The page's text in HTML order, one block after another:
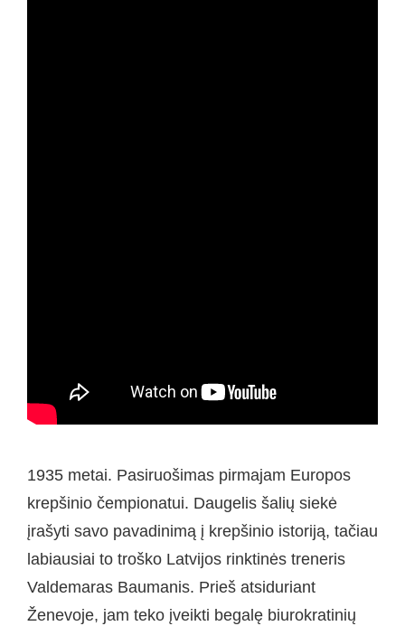
1935 metai. Pasiruošimas pirmajam Europos
krepšinio čempionatui. Daugelis šalių siekė
įrašyti savo pavadinimą į krepšinio istoriją, tačiau
labiausiai to troško Latvijos rinktinės treneris
Valdemaras Baumanis. Prieš atsiduriant
Ženevoje, jam teko įveikti begalę biurokratinių